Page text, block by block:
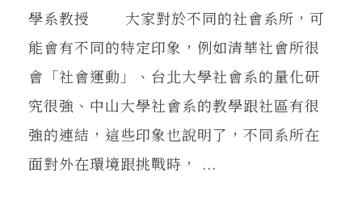
學系教授 大家對於不同的社會系所，可
能會有不同的特定印象，例如清華社會所很
會「社會運動」、台北大學社會系的量化研
究很強、中山大學社會系的教學跟社區有很
強的連結，這些印象也說明了，不同系所在
面對外在環境跟挑戰時， ...